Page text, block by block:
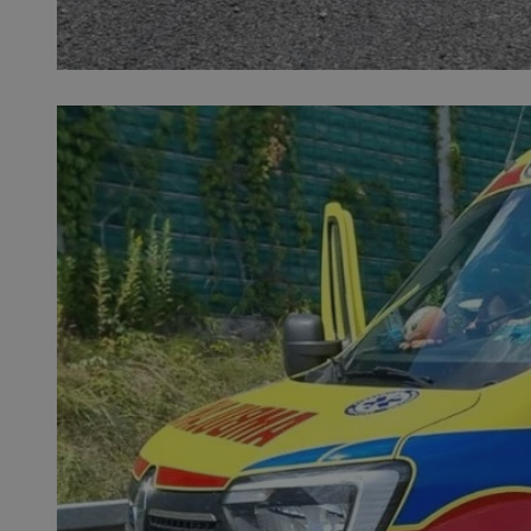
SessID
QeSessID
__cf_bm
suid
INGRESSCOOKIE
euds